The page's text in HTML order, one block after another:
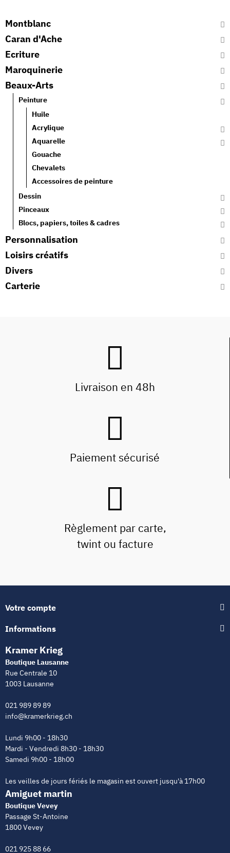
Montblanc
Caran d'Ache
Ecriture
Maroquinerie
Beaux-Arts
Peinture
Huile
Acrylique
Aquarelle
Gouache
Chevalets
Accessoires de peinture
Dessin
Pinceaux
Blocs, papiers, toiles & cadres
Personnalisation
Loisirs créatifs
Divers
Carterie
Livraison en 48h
Paiement sécurisé
Règlement par carte,
twint ou facture
Votre compte
Informations
Kramer Krieg
Boutique Lausanne
Rue Centrale 10
1003 Lausanne
021 989 89 89
info@kramerkrieg.ch
Lundi 9h00 - 18h30
Mardi - Vendredi 8h30 - 18h30
Samedi 9h00 - 18h00
Les veilles de jours fériés le magasin est ouvert jusqu'à 17h00
Amiguet martin
Boutique Vevey
Passage St-Antoine
1800 Vevey
021 925 88 66